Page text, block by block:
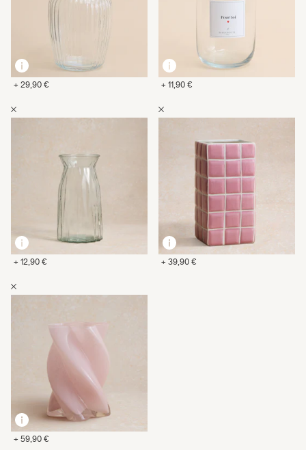
+ 29,90 € + 11,90 €
+ 12,90 € + 39,90 €
+ 59,90 €